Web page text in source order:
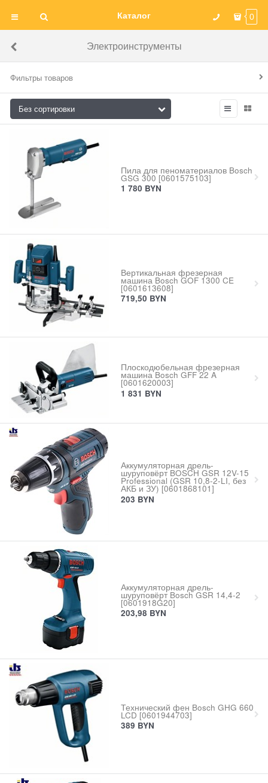
Каталог 0
Электроинструменты
Фильтры товаров
Пила для пеноматериалов Bosch
GSG 300 [0601575103]
1 780 BYN
Вертикальная фрезерная
машина Bosch GOF 1300 CE
[0601613608]
719,50 BYN
Плоскодюбельная фрезерная
машина Bosch GFF 22 A
[0601620003]
1 831 BYN
Аккумуляторная дрель-
шуруповёрт BOSCH GSR 12V-15
Professional (GSR 10,8-2-LI, без
АКБ и ЗУ) [0601868101]
203 BYN
Аккумуляторная дрель-
шуруповёрт Bosch GSR 14,4-2
[0601918G20]
203,98 BYN
Технический фен Bosch GHG 660
LCD [0601944703]
389 BYN